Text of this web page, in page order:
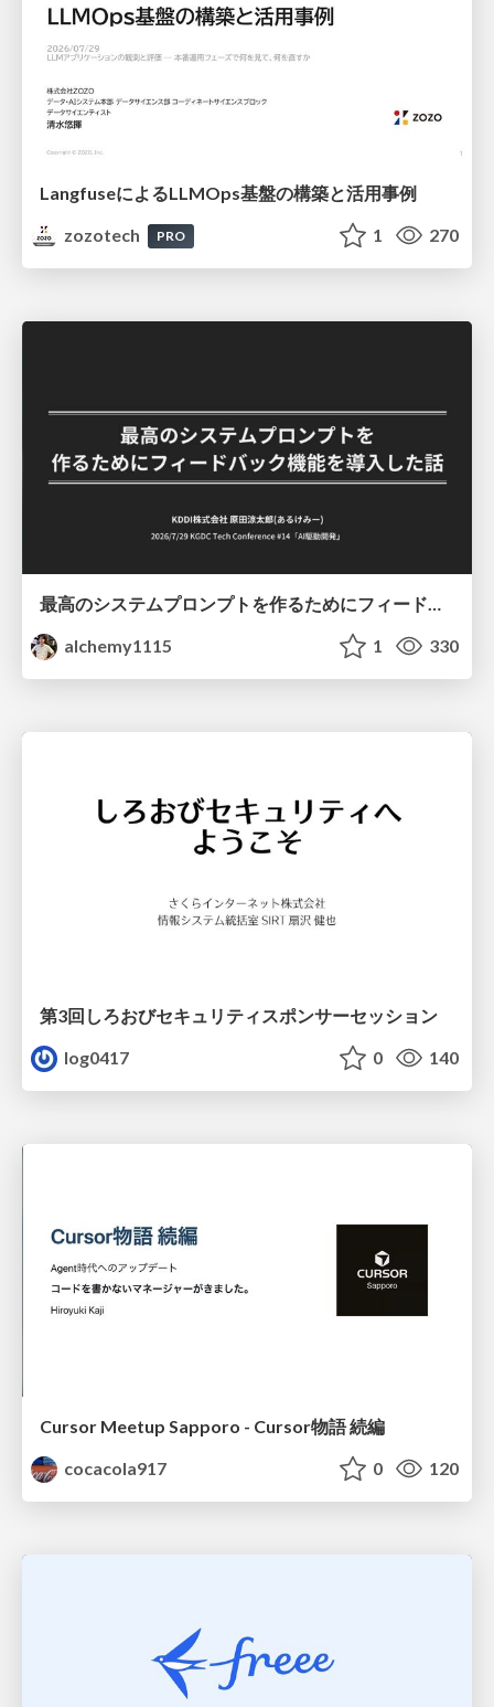
LangfuseによるLLMOps基盤の構築と活用事例
zozotech
PRO 1 270
最高のシステムプロンプトを作るためにフィードバック機能を導入した話
alchemy1115
1 330
第3回しろおびセキュリティスポンサーセッション
log0417
0 140
Cursor Meetup Sapporo - Cursor物語 続編
cocacola917
0 120